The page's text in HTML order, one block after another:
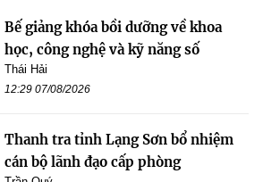
Bế giảng khóa bồi dưỡng về khoa
học, công nghệ và kỹ năng số
Thái Hải
12:29 07/08/2026
Thanh tra tỉnh Lạng Sơn bổ nhiệm
cán bộ lãnh đạo cấp phòng